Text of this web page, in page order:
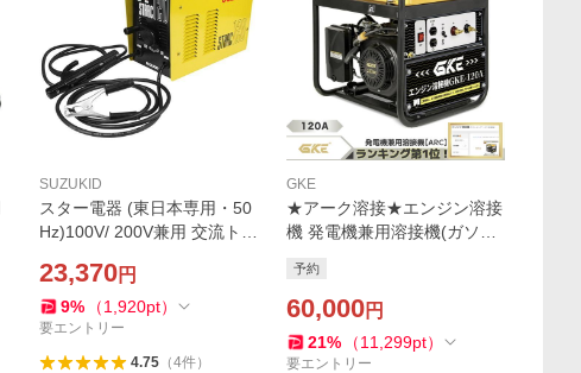
SUZUKID
スター電器 (東日本専用・50
Hz)100V/ 200V兼用 交流トラ
ターク120 スズキッド SUZU
KID 被覆アーク溶接機 SSC-1
21 返品種別B
23,370円
9% （1,920pt）
要エントリー
4.75（4件）
GKE
★アーク溶接★エンジン溶接
機 発電機兼用溶接機(ガソリ
V 最大出力1.0kVA DC120A
溶接棒(mm)1.4〜3.2
予約
60,000円
21% （11,299pt）
要エントリー